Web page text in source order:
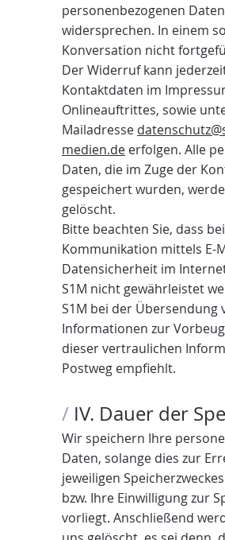
personenbezogenen
widersprechen. In einem
Konversation nicht
Der Widerruf kann
Kontaktdaten im
Onlineauftrittes, sowie
Mailadresse
medien.deerfolgen. Alle
Daten, die im Zuge der
gespeichert wurden,
gelöscht.
Bitte beachten Sie, dass
Kommunikation mittels E-
Datensicherheit im
S1M nicht gewährleistet
S1M bei der Übersendung
Informationen zur
dieser vertraulichen
Postweg empfiehlt.
/ IV. Dauer der
Wir speichern Ihre
Daten, solange dies zur
jeweiligen
bzw. Ihre Einwilligung zur
vorliegt. Anschließend